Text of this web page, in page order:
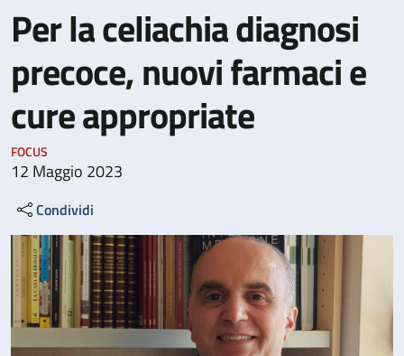
Per la celiachia diagnosi
precoce, nuovi farmaci e
cure appropriate
FOCUS
12 Maggio 2023
Condividi